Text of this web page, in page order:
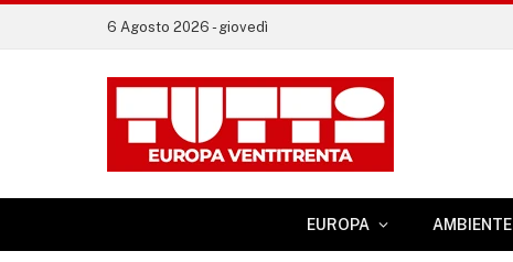
6 Agosto 2026 - giovedì
EUROPA AMBIENTE